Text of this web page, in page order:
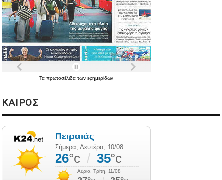
Ταπρωτοσέλιδατωνεφημερίδων
ΚΑΙΡΟΣ